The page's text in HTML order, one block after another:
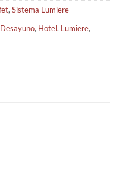
,Sistema Lumiere
Desayuno, Hotel, Lumiere,